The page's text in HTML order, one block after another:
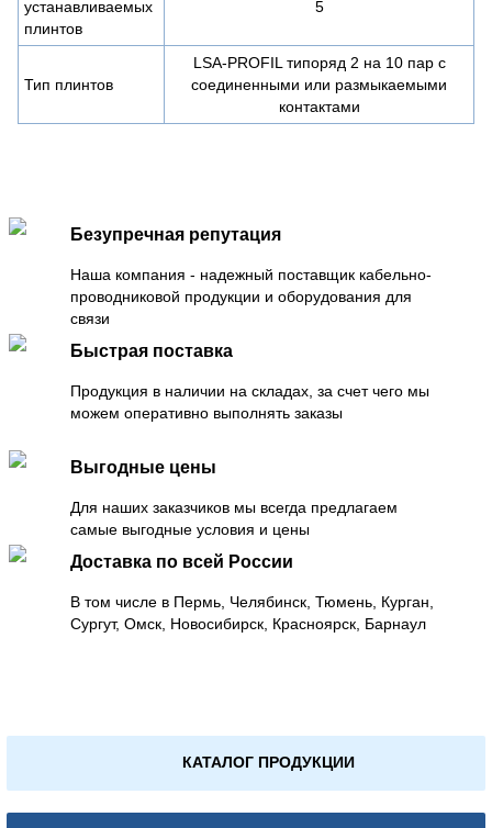
устанавливаемых
плинтов
5
Тип плинтов
LSA-PROFIL типоряд 2 на 10 пар с
соединенными или размыкаемыми
контактами
Безупречная репутация
Наша компания - надежный поставщик кабельно-
проводниковой продукции и оборудования для
связи
Быстрая поставка
Продукция в наличии на складах, за счет чего мы
можем оперативно выполнять заказы
Выгодные цены
Для наших заказчиков мы всегда предлагаем
самые выгодные условия и цены
Доставка по всей России
В том числе в Пермь, Челябинск, Тюмень, Курган,
Сургут, Омск, Новосибирск, Красноярск, Барнаул
КАТАЛОГ ПРОДУКЦИИ